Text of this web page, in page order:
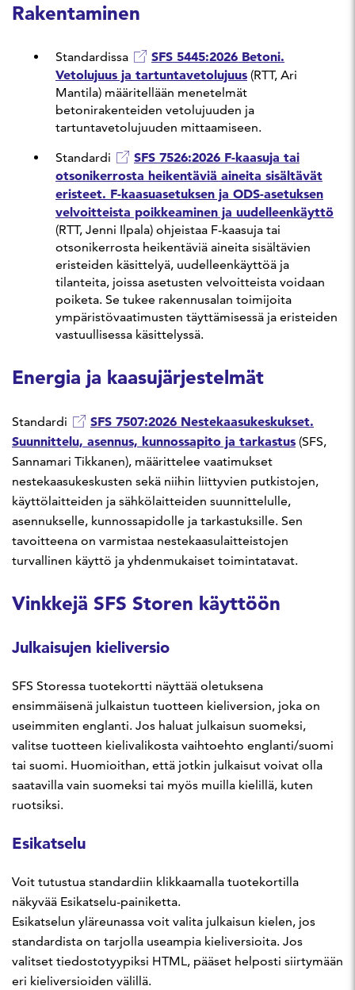
Rakentaminen
Standardissa
SFS 5445:2026 Betoni.
Vetolujuus ja tartuntavetolujuus (RTT, Ari
Mantila) määritellään menetelmät
betonirakenteiden vetolujuuden ja
tartuntavetolujuuden mittaamiseen.
Standardi
SFS 7526:2026 F-kaasuja tai
otsonikerrosta heikentäviä aineita sisältävät
eristeet. F-kaasuasetuksen ja ODS-asetuksen
velvoitteista poikkeaminen ja uudelleenkäyttö
(RTT, Jenni Ilpala) ohjeistaa F-kaasuja tai
otsonikerrosta heikentäviä aineita sisältävien
eristeiden käsittelyä, uudelleenkäyttöä ja
tilanteita, joissa asetusten velvoitteista voidaan
poiketa. Se tukee rakennusalan toimijoita
ympäristövaatimusten täyttämisessä ja eristeiden
vastuullisessa käsittelyssä.
Energia ja kaasujärjestelmät
Standardi
SFS 7507:2026 Nestekaasukeskukset.
Suunnittelu, asennus, kunnossapito ja tarkastus (SFS,
Sannamari Tikkanen), määrittelee vaatimukset
nestekaasukeskusten sekä niihin liittyvien putkistojen,
käyttölaitteiden ja sähkölaitteiden suunnittelulle,
asennukselle, kunnossapidolle ja tarkastuksille. Sen
tavoitteena on varmistaa nestekaasulaitteistojen
turvallinen käyttö ja yhdenmukaiset toimintatavat.
Vinkkejä SFS Storen käyttöön
Julkaisujen kieliversio
SFS Storessa tuotekortti näyttää oletuksena
ensimmäisenä julkaistun tuotteen kieliversion, joka on
useimmiten englanti. Jos haluat julkaisun suomeksi,
valitse tuotteen kielivalikosta vaihtoehto englanti/suomi
tai suomi. Huomioithan, että jotkin julkaisut voivat olla
saatavilla vain suomeksi tai myös muilla kielillä, kuten
ruotsiksi.
Esikatselu
Voit tutustua standardiin klikkaamalla tuotekortilla
näkyvää Esikatselu-painiketta.
Esikatselun yläreunassa voit valita julkaisun kielen, jos
standardista on tarjolla useampia kieliversioita. Jos
valitset tiedostotyypiksi HTML, pääset helposti siirtymään
eri kieliversioiden välillä.